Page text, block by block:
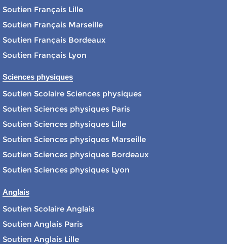
Soutien Français Lille
Soutien Français Marseille
Soutien Français Bordeaux
Soutien Français Lyon
Sciences physiques
Soutien Scolaire Sciences physiques
Soutien Sciences physiques Paris
Soutien Sciences physiques Lille
Soutien Sciences physiques Marseille
Soutien Sciences physiques Bordeaux
Soutien Sciences physiques Lyon
Anglais
Soutien Scolaire Anglais
Soutien Anglais Paris
Soutien Anglais Lille